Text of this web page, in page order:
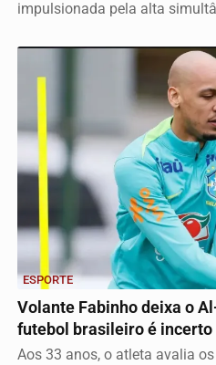
impulsionada pela alta
ESPORTE
Volante Fabinho deixa o
futebol brasileiro é incerto
Aos 33 anos, o atleta avalia